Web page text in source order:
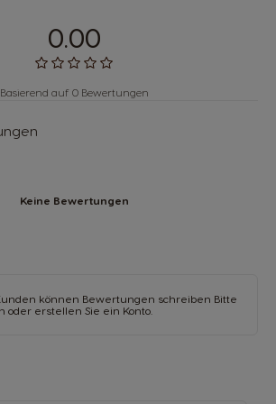
0.00
Basierend auf 0 Bewertungen
Keine Bewertungen
können Bewertungen schreiben Bitte
oder erstellen Sie ein Konto